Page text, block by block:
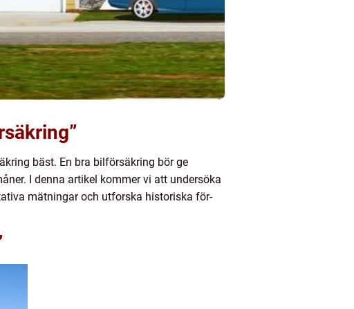
bäst. En bra bilförsäkring bör ge
I denna artikel kommer vi att undersöka
mätningar och utforska historiska för-